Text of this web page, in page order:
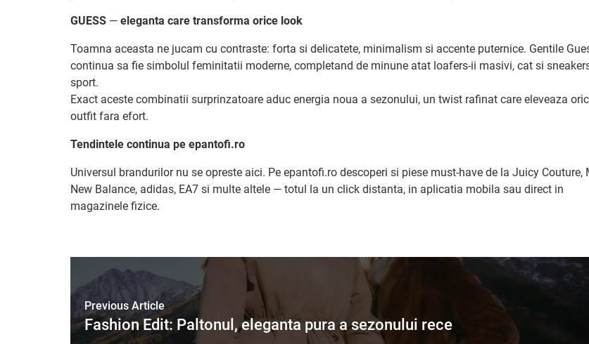
GUESS — eleganta care transforma orice look
Toamna aceasta ne jucam cu contraste: forta si delicatete, minimalism si accente puternice. Gentile
continua sa fie simbolul feminitatii moderne, completand de minune atat loafers-ii masivi, cat si
sport.
Exact aceste combinatii surprinzatoare aduc energia noua a sezonului, un twist rafinat care eleveaza
outfit fara efort.
Tendintele continua pe epantofi.ro
Universul brandurilor nu se opreste aici. Pe epantofi.ro descoperi si piese must-have de la Juicy Couture,
New Balance, adidas, EA7 si multe altele — totul la un click distanta, in aplicatia mobila sau direct in
magazinele fizice.
Previous Article
Fashion Edit: Paltonul, eleganta pura a sezonului rece